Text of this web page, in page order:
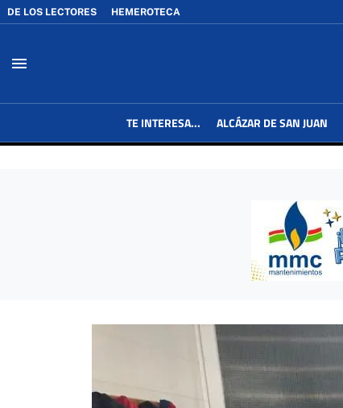
DE LOS LECTORES HEMEROTECA
menu
TE INTERESA... ALCÁZAR DE SAN JUAN